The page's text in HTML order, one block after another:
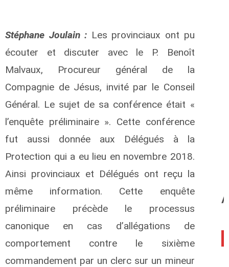
Stéphane Joulain : Les provinciaux ont pu
écouter et discuter avec le P. Benoît
Malvaux, Procureur général de la
Compagnie de Jésus, invité par le Conseil
Général. Le sujet de sa conférence était «
l’enquête préliminaire ». Cette conférence
fut aussi donnée aux Délégués à la
Protection qui a eu lieu en novembre 2018.
Ainsi provinciaux et Délégués ont reçu la
même information. Cette enquête
préliminaire précède le processus
canonique en cas d’allégations de
comportement contre le sixième
commandement par un clerc sur un mineur